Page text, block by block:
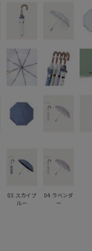
03.スカイブ
ルー
04.ラベンダ
ー